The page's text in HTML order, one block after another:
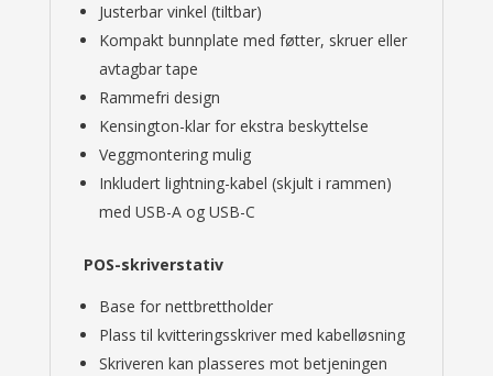
Justerbar vinkel (tiltbar)
Kompakt bunnplate med føtter, skruer eller
avtagbar tape
Rammefri design
Kensington-klar for ekstra beskyttelse
Veggmontering mulig
Inkludert lightning-kabel (skjult i rammen)
med USB-A og USB-C
POS-skriverstativ
Base for nettbrettholder
Plass til kvitteringsskriver med kabelløsning
Skriveren kan plasseres mot betjeningen